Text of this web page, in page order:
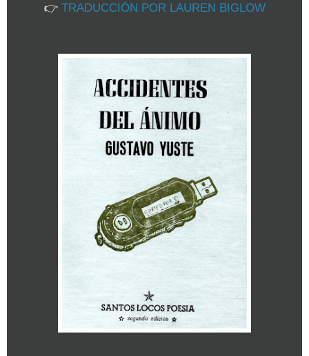
👉 TRADUCCIÓN POR LAUREN BIGLOW